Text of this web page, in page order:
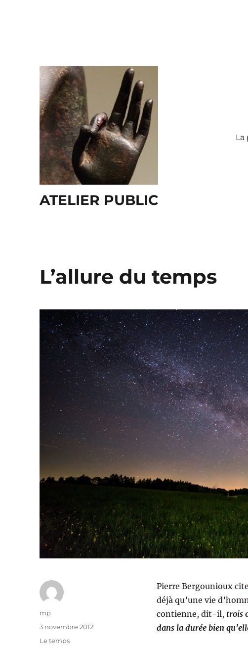
ATELIER PUBLIC
La
L’allure du temps
Pierre Bergounioux cite
déjà qu’une vie
contienne, dit-il, trois
dans la durée bien
Auteur
mp
Publié
le
3 novembre 2012
Catégories
Le temps